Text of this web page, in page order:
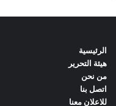
الرئيسية
هيئة التحرير
من نحن
اتصل بنا
للاعلان معنا